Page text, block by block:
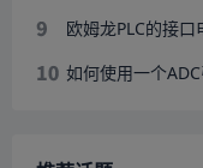
欧姆龙PLC的接